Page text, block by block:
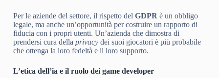
Per le aziende del settore, il rispetto del GDPR è un obbligo
legale, ma anche un’opportunità per costruire un rapporto di
fiducia con i propri utenti. Un’azienda che dimostra di
prendersi cura della privacydei suoi giocatori è più probabile
che ottenga la loro fedeltà e il loro supporto.
L’etica dell’ia e il ruolo dei game developer